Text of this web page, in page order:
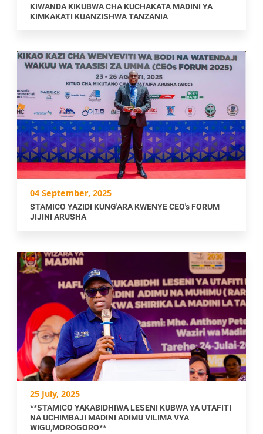
KIWANDA KIKUBWA CHA KUCHAKATA MADINI YA
KIMKAKATI KUANZISHWA TANZANIA
04 September, 2025
STAMICO YAZIDI KUNG'ARA KWENYE CEO's FORUM
JIJINI ARUSHA
25 July, 2025
**STAMICO YAKABIDHIWA LESENI KUBWA YA UTAFITI
NA UCHIMBAJI MADINI ADIMU VILIMA VYA
WIGU,MOROGORO**